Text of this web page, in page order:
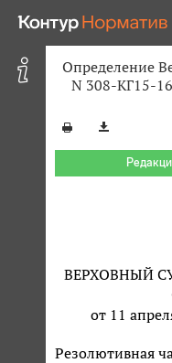
Определение
N 308-КГ15-
ВЕРХОВНЫЙ
от 11
Резолютивная